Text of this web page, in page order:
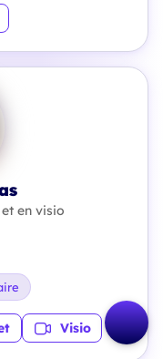
en visio
Visio